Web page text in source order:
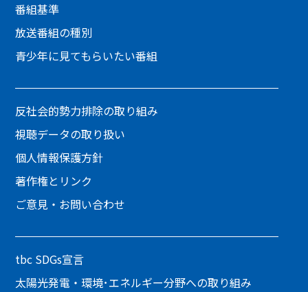
番組基準
放送番組の種別
青少年に見てもらいたい番組
反社会的勢力排除の取り組み
視聴データの取り扱い
個人情報保護方針
著作権とリンク
ご意見・お問い合わせ
tbc SDGs宣言
太陽光発電・環境･エネルギー分野への取り組み